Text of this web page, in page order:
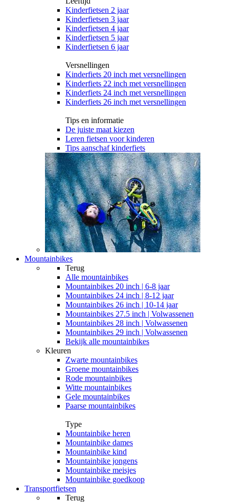
Kinderfietsen 2 jaar
Kinderfietsen 3 jaar
Kinderfietsen 4 jaar
Kinderfietsen 5 jaar
Kinderfietsen 6 jaar
Versnellingen
Kinderfiets 20 inch met versnellingen
Kinderfiets 22 inch met versnellingen
Kinderfiets 24 inch met versnellingen
Kinderfiets 26 inch met versnellingen
Tips en informatie
De juiste maat kiezen
Leren fietsen voor kinderen
Tips aanschaf kinderfiets
Mountainbikes
Terug
Alle mountainbikes
Mountainbikes 20 inch | 6-8 jaar
Mountainbikes 24 inch | 8-12 jaar
Mountainbikes 26 inch | 10-14 jaar
Mountainbikes 27.5 inch | Volwassenen
Mountainbikes 28 inch | Volwassenen
Mountainbikes 29 inch | Volwassenen
Bekijk alle mountainbikes
Kleuren
Zwarte mountainbikes
Groene mountainbikes
Rode mountainbikes
Witte mountainbikes
Gele mountainbikes
Paarse mountainbikes
Type
Mountainbike heren
Mountainbike dames
Mountainbike kind
Mountainbike jongens
Mountainbike meisjes
Mountainbike goedkoop
Transportfietsen
Terug